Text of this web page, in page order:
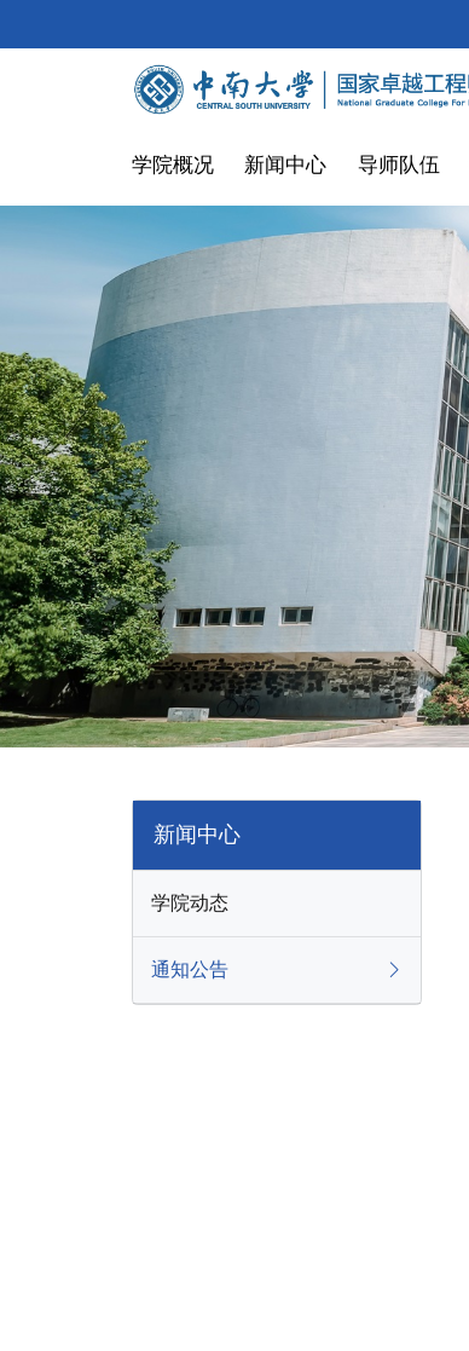
学院概况 新闻中心 导师队伍
新闻中心
学院动态
通知公告